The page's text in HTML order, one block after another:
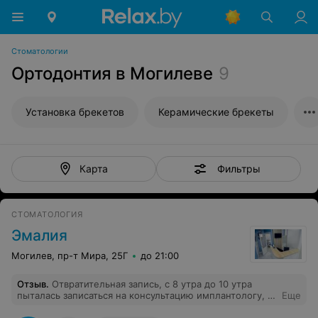
Стоматологии
Ортодонтия в Могилеве 9
Установка брекетов Керамические брекеты
Карта Фильтры
СТОМАТОЛОГИЯ
Эмалия
Могилев, пр-т Мира, 25Г до 21:00
Отзыв. Отвратительная запись, с 8 утра до 10 утра
пыталась записаться на консультацию имплантологу, а
Еще